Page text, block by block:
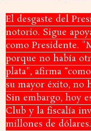
El desgaste del
notorio. Sigue
como Presidente.
porque no había
plata", afirma
su mayor éxito, no
Sin embargo, hoy
Club y la fiscalía
millones de dólares.